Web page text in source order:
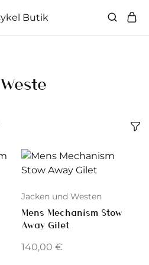
Weste
Jacken und Westen
Mens Mechanism Stow
Away Gilet
140,00 €